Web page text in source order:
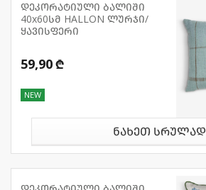
დეკორატიული ბალიში
40x60სმ HALLON ლურჯი/
ყავისფერი
59,90 ₾
NEW
ნახეთ სრულად